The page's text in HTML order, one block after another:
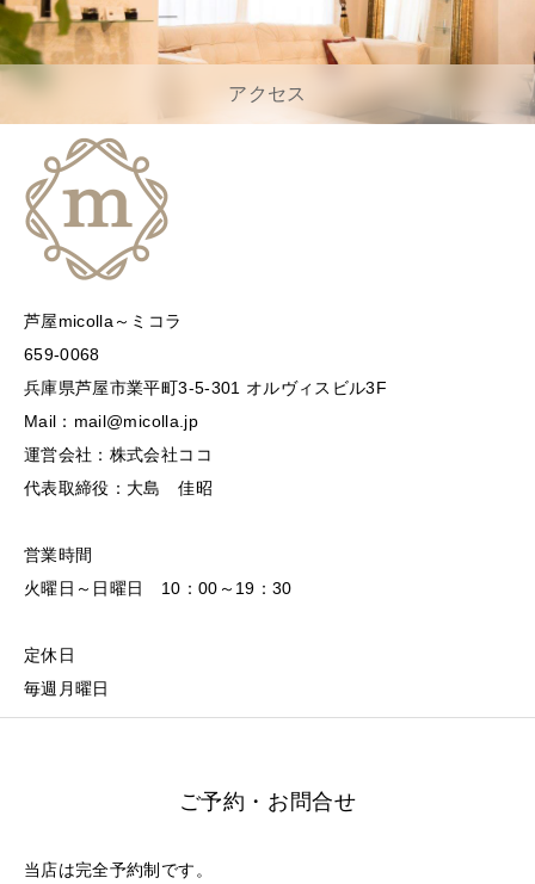
アクセス
芦屋micolla～ミコラ
659-0068
兵庫県芦屋市業平町3-5-301 オルヴィスビル3F
Mail：mail@micolla.jp
運営会社：株式会社ココ
代表取締役：大島 佳昭
営業時間
火曜日～日曜日 10：00～19：30
定休日
毎週月曜日
ご予約・お問合せ
当店は完全予約制です。